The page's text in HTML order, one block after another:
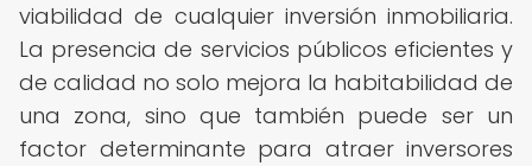
viabilidad de cualquier inversión inmobiliaria.
La presencia de servicios públicos eficientes y
de calidad no solo mejora la habitabilidad de
una zona, sino que también puede ser un
factor determinante para atraer inversores